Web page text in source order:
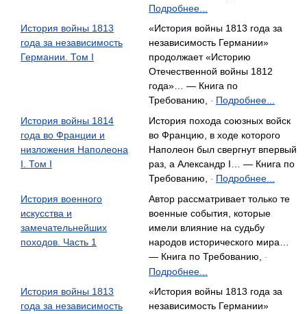
Подробнее...
История войны 1813
года за независимость
Германии. Том I
«История войны 1813 года за
независимость Германии»
продолжает «Историю
Отечественной войны 1812
года»… — Книга по
Требованию,
- Подробнее...
История войны 1814
года во Франции и
низложения Наполеона
I. Том I
История похода союзных войск
во Францию, в ходе которого
Наполеон был свергнут впервый
раз, а Александр I… — Книга по
Требованию,
- Подробнее...
История военного
искусства и
замечательнейших
походов. Часть 1
Автор рассматривает только те
военные события, которые
имели влияние на судьбу
народов исторического мира…
— Книга по Требованию,
-
Подробнее...
История войны 1813
года за независимость
«История войны 1813 года за
независимость Германии»